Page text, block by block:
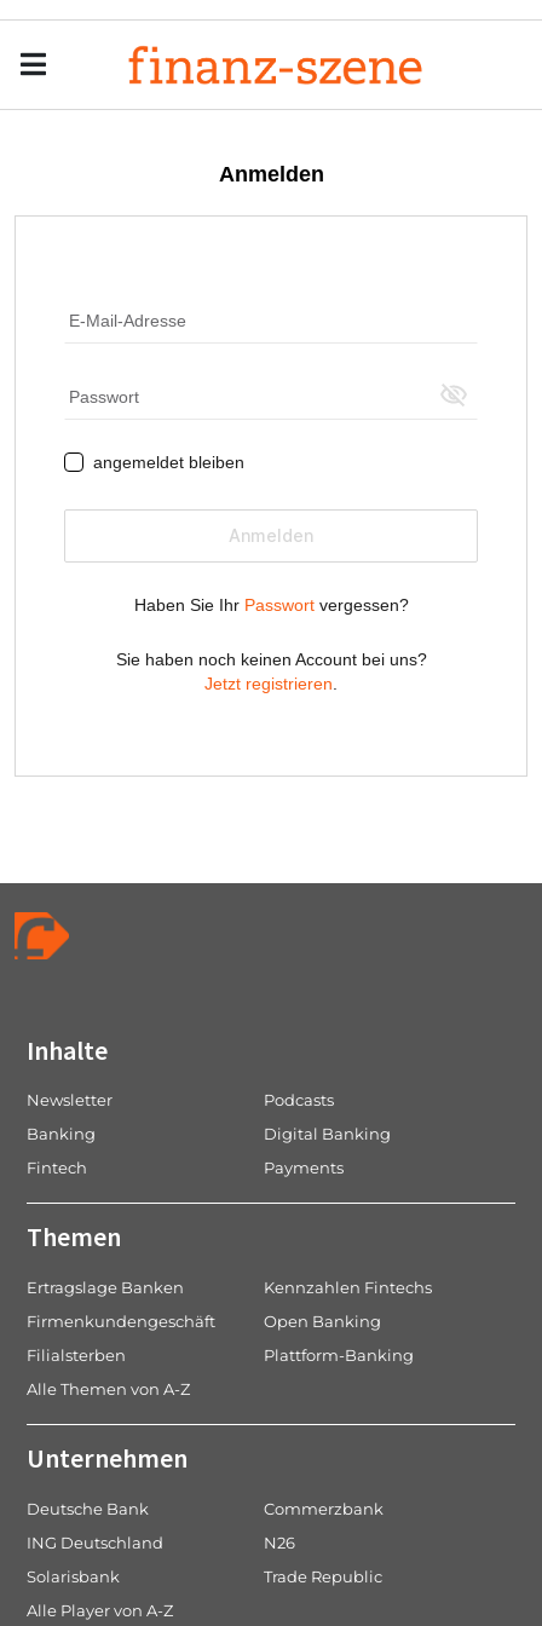
Inhalte
Newsletter
Podcasts
Banking
Digital Banking
Fintech
Payments
Themen
Ertragslage Banken
Kennzahlen Fintechs
Firmenkundengeschäft
Open Banking
Filialsterben
Plattform-Banking
Alle Themen von A-Z
Unternehmen
Deutsche Bank
Commerzbank
ING Deutschland
N26
Solarisbank
Trade Republic
Alle Player von A-Z